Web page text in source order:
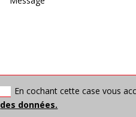
En cochant cette case vous
des données.